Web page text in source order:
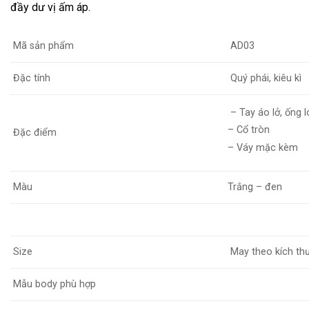
đầy dư vị ấm áp.
Mã sản phẩm AD03
Đặc tính Quý phái, kiêu kì
Đặc điểm
– Tay áo lở, ống
– Cổ tròn
– Váy mặc kèm
Màu Trắng – đen
Size May theo kích
Mẫu body phù hợp